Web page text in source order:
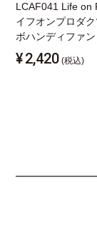
LCAF041 Life on
イフオンプロダ
ボハンディファン
¥2,420 (税込)